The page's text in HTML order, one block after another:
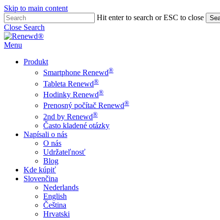
Skip to main content
Hit enter to search or ESC to close
Close Search
Menu
Produkt
Smartphone Renewd®
Tableta Renewd®
Hodinky Renewd®
Prenosný počítač Renewd®
2nd by Renewd®
Často kladené otázky
Napísali o nás
O nás
Udržateľnosť
Blog
Kde kúpiť
Slovenčina
Nederlands
English
Čeština
Hrvatski